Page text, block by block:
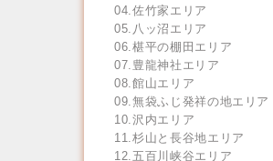
04.佐竹家エリア
05.八ッ沼エリア
06.椹平の棚田エリア
07.豊龍神社エリア
08.館山エリア
09.無袋ふじ発祥の地エリア
10.沢内エリア
11.杉山と長谷地エリア
12.五百川峡谷エリア